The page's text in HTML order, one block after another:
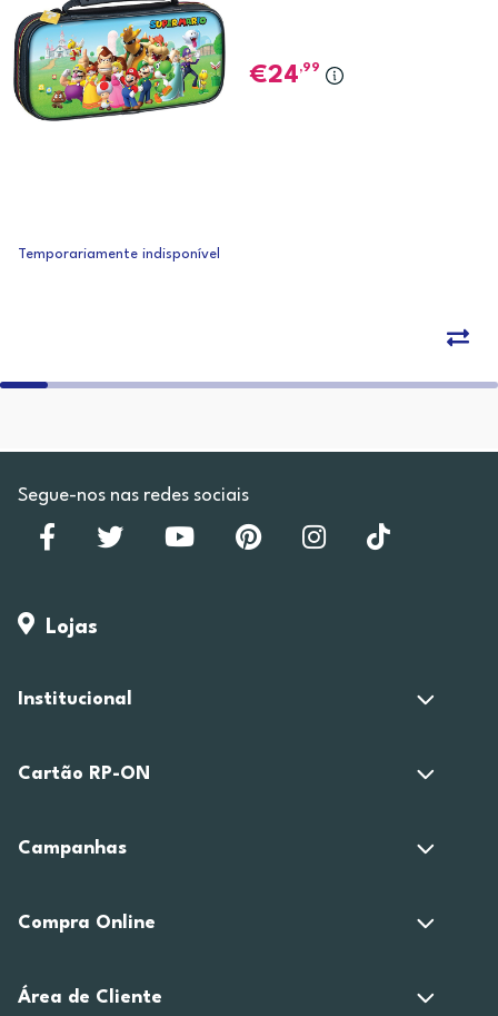
24,99
Temporariamente indisponível
Segue-nos nas redes sociais
Lojas
Institucional
Cartão RP-ON
Campanhas
Compra Online
Área de Cliente